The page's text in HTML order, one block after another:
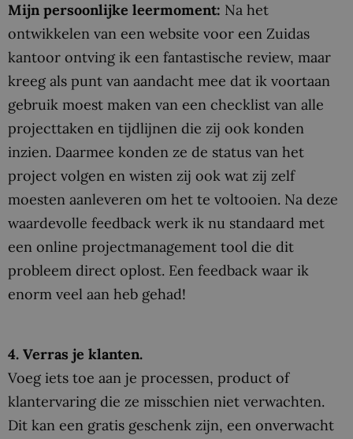
Mijn persoonlijke leermoment: Na het
ontwikkelen van een website voor een Zuidas
kantoor ontving ik een fantastische review, maar
kreeg als punt van aandacht mee dat ik voortaan
gebruik moest maken van een checklist van alle
projecttaken en tijdlijnen die zij ook konden
inzien. Daarmee konden ze de status van het
project volgen en wisten zij ook wat zij zelf
moesten aanleveren om het te voltooien. Na deze
waardevolle feedback werk ik nu standaard met
een online projectmanagement tool die dit
probleem direct oplost. Een feedback waar ik
enorm veel aan heb gehad!
4. Verras je klanten.
Voeg iets toe aan je processen, product of
klantervaring die ze misschien niet verwachten.
Dit kan een gratis geschenk zijn, een onverwacht